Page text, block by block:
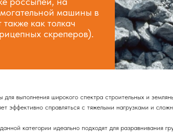
машины в
как толкач
скреперов).
выполнения широкого спектра строительных и
эффективно справляться с тяжелыми нагрузками и
категории идеально подходят для разравнивания